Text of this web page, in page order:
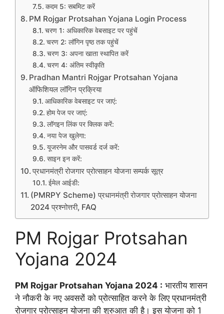
कदम 5: सबमिट करें
PM Rojgar Protsahan Yojana Login Process
चरण 1: अधिकारिक वेबसाइट पर पहुंचें
चरण 2: लॉगिन पृष्ठ तक पहुंचें
चरण 3: अपना खाता स्थापित करें
चरण 4: अंतिम स्वीकृति
Pradhan Mantri Rojgar Protsahan Yojana
ऑफिशियल लॉगिन प्रक्रिया
आधिकारिक वेबसाइट पर जाएं:
होम पेज पर जाएं:
लॉगइन लिंक पर क्लिक करें:
नया पेज खुलेगा:
यूजरनेम और पासवर्ड दर्ज करें:
साइन इन करें:
प्रधानमंत्री रोजगार प्रोत्साहन योजना सम्पर्क सूत्र
ईमेल आईडी:
(PMRPY Scheme) प्रधानमंत्री रोजगार प्रोत्साहन योजना
2024 प्रश्नोत्तरी, FAQ
PM Rojgar Protsahan
Yojana 2024
PM Rojgar Protsahan Yojana 2024 : भारतीय शासन
ने नौकरी के नए अवसरों को प्रोत्साहित करने के लिए प्रधानमंत्री
रोजगार प्रोत्साहन योजना की शुरुआत की है। इस योजना को 1